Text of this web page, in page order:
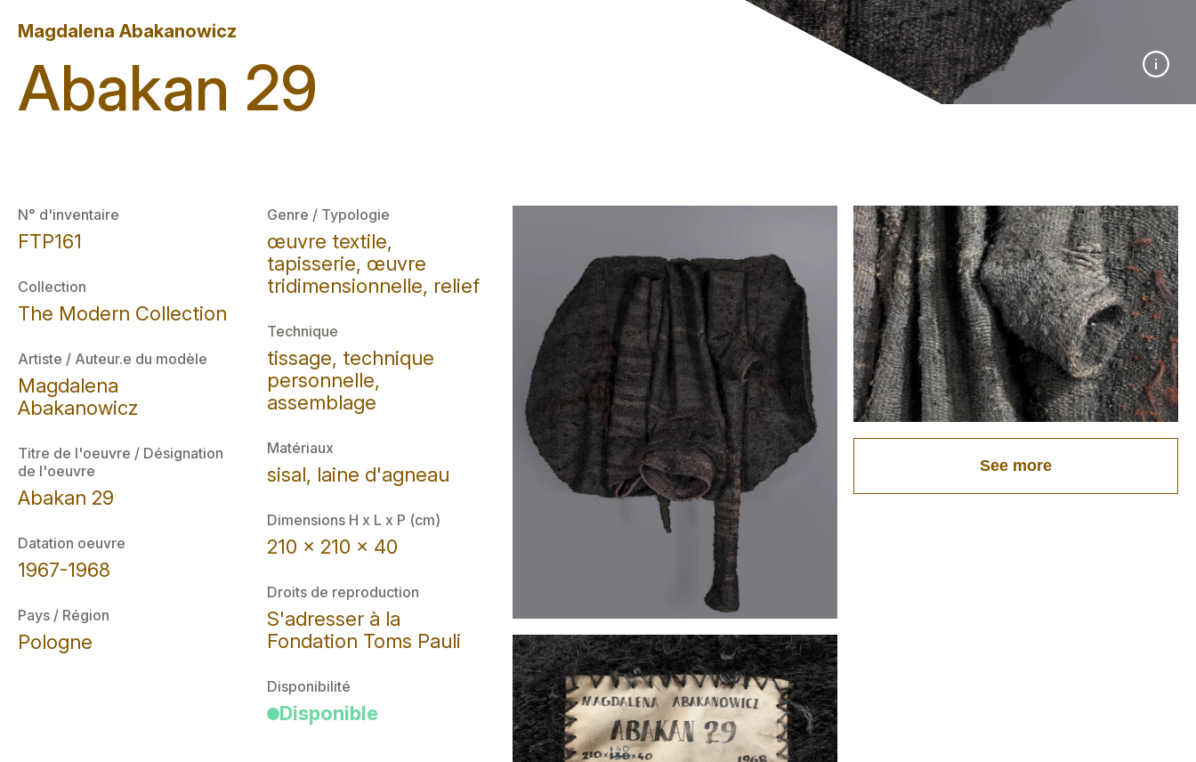
Magdalena Abakanowicz
Abakan 29
N° d'inventaire
FTP161
Collection
The Modern Collection
Artiste / Auteur.e du modèle
Magdalena
Abakanowicz
Titre de l'oeuvre / Désignation
de l'oeuvre
Abakan 29
Datation oeuvre
1967-1968
Pays / Région
Pologne
Genre / Typologie
œuvre textile,
tapisserie, œuvre
tridimensionnelle, relief
Technique
tissage, technique
personnelle,
assemblage
Matériaux
sisal, laine d'agneau
Dimensions H x L x P (cm)
210 x 210 x 40
Droits de reproduction
S'adresser à la
Fondation Toms Pauli
Disponibilité
Disponible
See more